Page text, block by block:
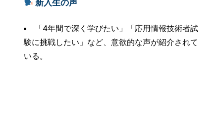
新入生の声
「4年間で深く学びたい」「応用情報技術者試
験に挑戦したい」など、意欲的な声が紹介されて
いる。